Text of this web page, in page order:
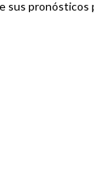
sus pronósticos